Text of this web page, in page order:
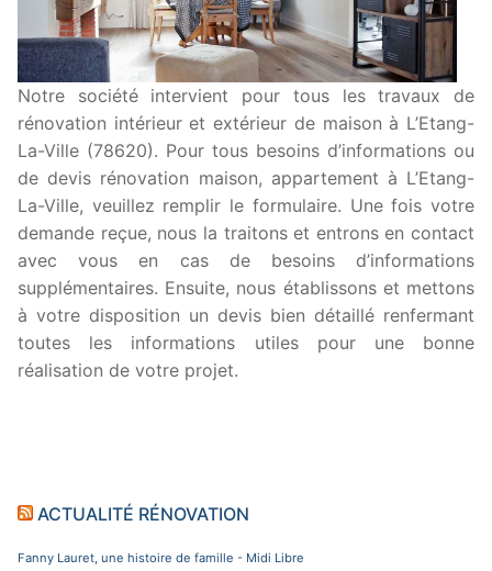
Notre société intervient pour tous les travaux de
rénovation intérieur et extérieur de maison à L’Etang-
La-Ville (78620). Pour tous besoins d’informations ou
de devis rénovation maison, appartement à L’Etang-
La-Ville, veuillez remplir le formulaire. Une fois votre
demande reçue, nous la traitons et entrons en contact
avec vous en cas de besoins d’informations
supplémentaires. Ensuite, nous établissons et mettons
à votre disposition un devis bien détaillé renfermant
toutes les informations utiles pour une bonne
réalisation de votre projet.
ACTUALITÉ RÉNOVATION
Fanny Lauret, une histoire de famille - Midi Libre